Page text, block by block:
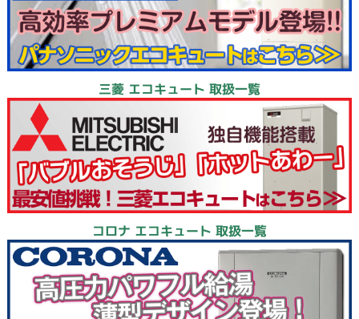
三菱 エコキュート 取扱一覧
コロナ エコキュート 取扱一覧